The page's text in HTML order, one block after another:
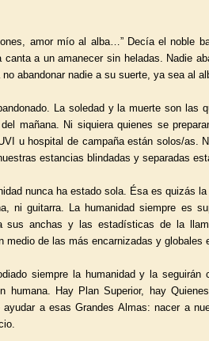
amor mío al alba…” Decía el noble
canta a un amanecer sin heladas. Nadie
abandonar nadie a su suerte, ya sea al
La soledad y la muerte son las
mañana. Ni siquiera quienes se
u hospital de campaña están solos/as.
estancias blindadas y separadas
nunca ha estado sola. Ésa es quizás
ni guitarra. La humanidad siempre es
sus anchas y las estadísticas de la
medio de las más encarnizadas y globales
siempre la humanidad y la seguirán
humana. Hay Plan Superior, hay
a esas Grandes Almas: nacer a